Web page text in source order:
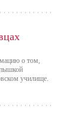
о том,
училище.